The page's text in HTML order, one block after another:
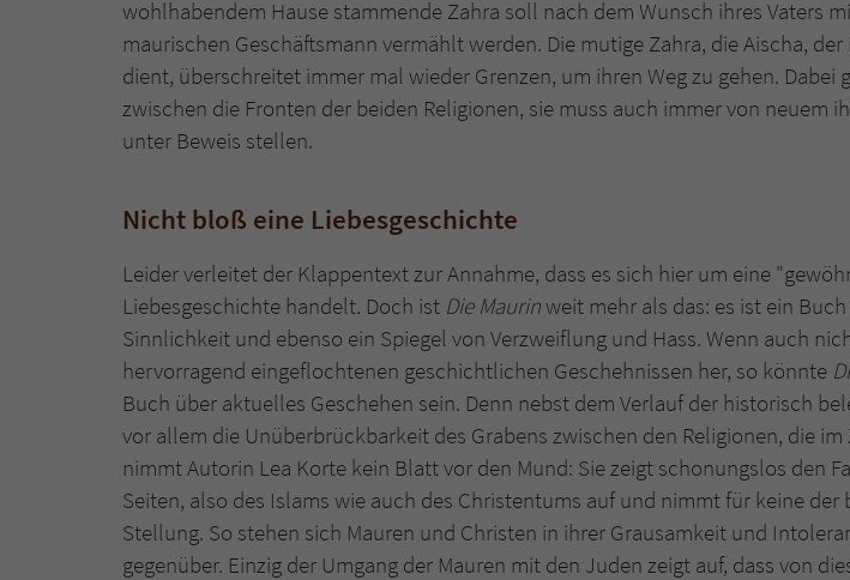
wohlhabendem Hause stammende Zahra soll nach dem Wunsch ihres Vaters
maurischen Geschäftsmann vermählt werden. Die mutige Zahra, die Aischa,
dient, überschreitet immer mal wieder Grenzen, um ihren Weg zu gehen. Dabei
zwischen die Fronten der beiden Religionen, sie muss auch immer von neuem
unter Beweis stellen.
Nicht bloß eine Liebesgeschichte
Leider verleitet der Klappentext zur Annahme, dass es sich hier um eine
Liebesgeschichte handelt. Doch ist Die Maurinweit mehr als das: es ist ein
Sinnlichkeit und ebenso ein Spiegel von Verzweiflung und Hass. Wenn auch
hervorragend eingeflochtenen geschichtlichen Geschehnissen her, so könnte
Buch über aktuelles Geschehen sein. Denn nebst dem Verlauf der historisch
vor allem die Unüberbrückbarkeit des Grabens zwischen den Religionen, die
nimmt Autorin Lea Korte kein Blatt vor den Mund: Sie zeigt schonungslos den
Seiten, also des Islams wie auch des Christentums auf und nimmt für keine der
Stellung. So stehen sich Mauren und Christen in ihrer Grausamkeit und
gegenüber. Einzig der Umgang der Mauren mit den Juden zeigt auf, dass von